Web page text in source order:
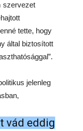
szervezet
tette, hogy
által biztosított
jelenleg
vád eddig